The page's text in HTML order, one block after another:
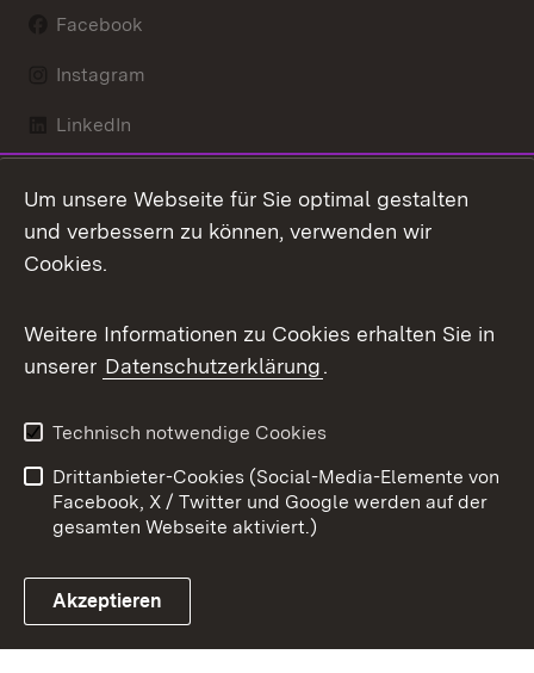
Facebook
Instagram
LinkedIn
X / Twitter
Youtube
Link zum Landesportal
Kontakt
Datenschutz
Barrierefreiheit
Impressum
Cookies
Um unsere Webseite für Sie optimal gestalten
und verbessern zu können, verwenden wir
Cookies.
Weitere Informationen zu Cookies erhalten Sie in
unserer Datenschutzerklärung.
Technisch notwendige Cookies
Drittanbieter-Cookies (Social-Media-Elemente von
Facebook, X / Twitter und Google werden auf der
gesamten Webseite aktiviert.)
Akzeptieren